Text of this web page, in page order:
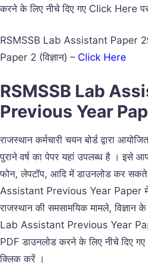
करने के लिए नीचे दिए गए Click Here
RSMSSB Lab Assistant Paper
Paper 2 (विज्ञान) – Click Here
RSMSSB Lab
Previous Year
राजस्थान कर्मचारी चयन बोर्ड द्वारा
पुराने वर्ष का पेपर यहां उपलब्ध है । इसे
फोन, लेपटॉप, आदि में डाउनलोड कर
Assistant Previous Year Paper में
राजस्थान की समसामयिक मामले, विज्ञान
Lab Assistant Previous Year
PDF डाउनलोड करने के लिए नीचे दिए
क्लिक करें ।